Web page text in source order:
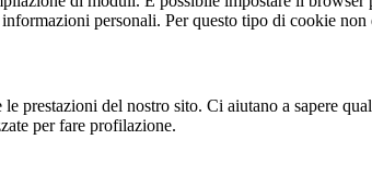
personali. Per questo tipo di cookie non
del nostro sito. Ci aiutano a sapere
per fare profilazione.